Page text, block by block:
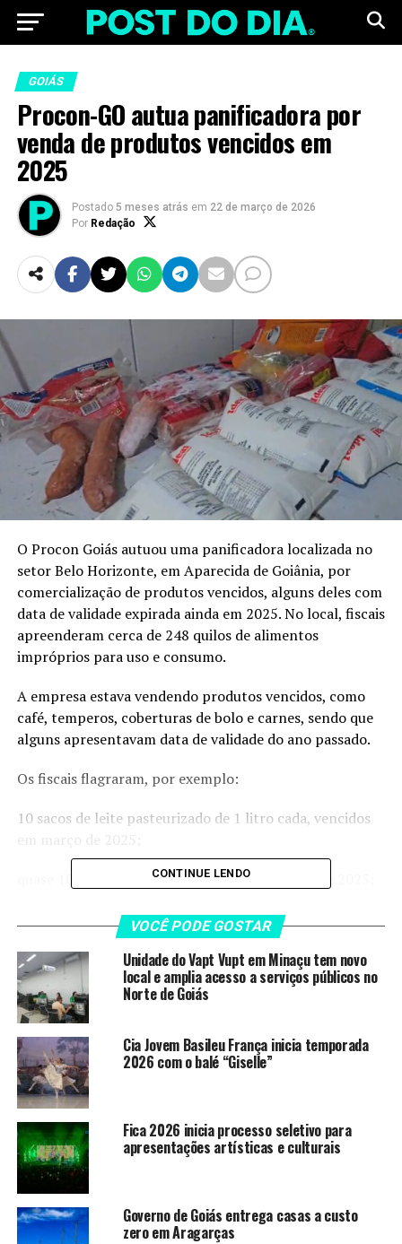
GOIÁS
Procon-GO autua panificadora por
venda de produtos vencidos em
2025
Postado 5 meses atrás em 22 de março de 2026
Por Redação
O Procon Goiás autuou uma panificadora localizada no
setor Belo Horizonte, em Aparecida de Goiânia, por
comercialização de produtos vencidos, alguns deles com
data de validade expirada ainda em 2025. No local, fiscais
apreenderam cerca de 248 quilos de alimentos
impróprios para uso e consumo.
A empresa estava vendendo produtos vencidos, como
café, temperos, coberturas de bolo e carnes, sendo que
alguns apresentavam data de validade do ano passado.
Os fiscais flagraram, por exemplo:
10 sacos de leite pasteurizado de 1 litro cada, vencidos
em março de 2025;
quase 10 quilos de tempero válidos até agosto de 2025;
LEIA TAMBÉM
Unidade do Vapt Vupt em Minaçu
tem novo local e amplia acesso a
Goiás
Cia Jovem Basileu França inicia
Fica 2026 inicia processo seletivo
para apresentações artísticas e
Governo de Goiás entrega casas a
custo zero em Aragarças
CONTINUE LENDO
VOCÊ PODE GOSTAR
Unidade do Vapt Vupt em Minaçu tem novo
local e amplia acesso a serviços públicos no
Norte de Goiás
Cia Jovem Basileu França inicia temporada
2026 com o balé “Giselle”
Fica 2026 inicia processo seletivo para
apresentações artísticas e culturais
Governo de Goiás entrega casas a custo
zero em Aragarças